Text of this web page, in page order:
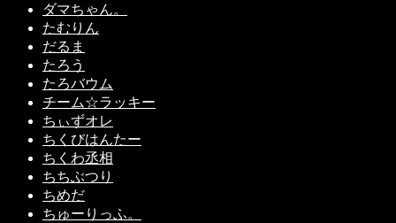
ダマちゃん。
たむりん
だるま
たろう
たろバウム
チーム☆ラッキー
ちぃずオレ
ちくびはんたー
ちくわ丞相
ちちぶつり
ちめだ
ちゅーりっふ。